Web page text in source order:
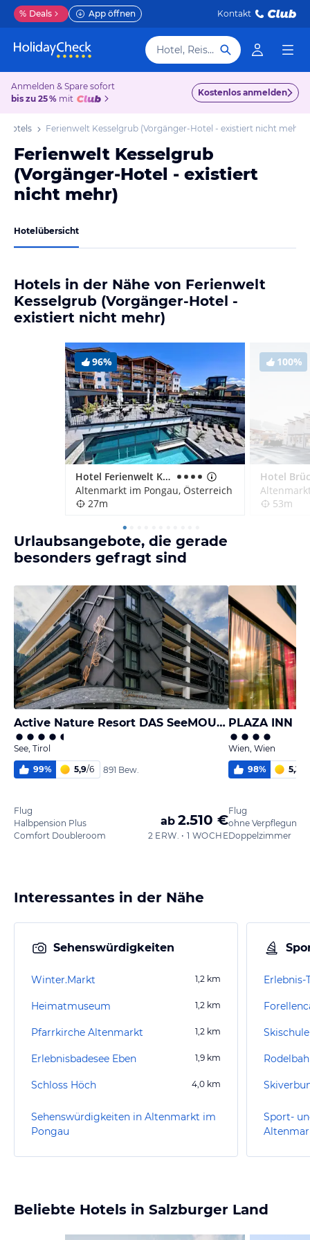
% Deals App öffnen Kontakt
Hotel, Reiseziel
Anmelden & Spare sofort
bis zu 25 % mit
Kostenlos anmelden
Hotels Ferienwelt Kesselgrub (Vorgänger-Hotel - existiert nicht mehr)
Ferienwelt Kesselgrub
(Vorgänger-Hotel - existiert
nicht mehr)
Hotelübersicht
Hotels in der Nähe von Ferienwelt
Kesselgrub (Vorgänger-Hotel -
existiert nicht mehr)
96%
Hotel Ferienwelt Kesselgrub
Altenmarkt im Pongau, Österreich
27m
100%
Hotel
53m
Urlaubsangebote, die gerade
besonders gefragt sind
Active Nature Resort DAS SeeMOUNT
See, Tirol
99% 5,9/6 891 Bew.
Flug
Halbpension Plus
Comfort Doubleroom
ab 2.510 €
2 ERW. • 1 WOCHE
PLAZA INN
Wien, Wien
98% 5,3
Flug
ohne Verpflegung
Doppelzimmer
Interessantes in der Nähe
Sehenswürdigkeiten
Winter.Markt 1,2 km
Heimatmuseum 1,2 km
Pfarrkirche Altenmarkt 1,2 km
Erlebnisbadesee Eben 1,9 km
Schloss Höch 4,0 km
Sehenswürdigkeiten in Altenmarkt im
Pongau
Erlebnis-
Sport-
Beliebte Hotels in Salzburger Land